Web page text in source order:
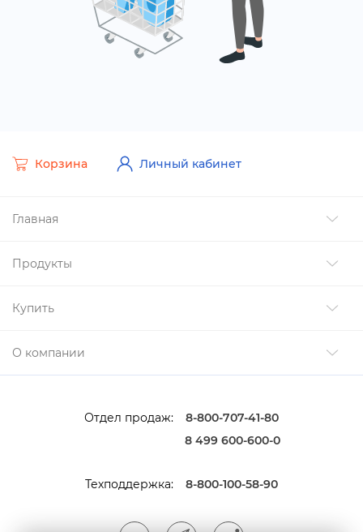
Главная
Продукты
Купить
О компании
Корзина Личный кабинет
Отдел продаж:
8-800-707-41-80
8 499 600-600-0
Техподдержка: 8-800-100-58-90